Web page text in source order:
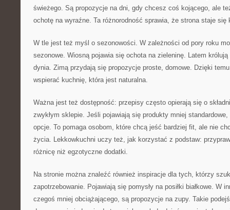
świeżego. Są propozycje na dni, gdy chcesz coś kojącego, ale
ochotę na wyraźne. Ta różnorodność sprawia, że strona staje się
W tle jest też myśl o sezonowości. W zależności od pory roku
sezonowe. Wiosną pojawia się ochota na zieleninę. Latem
dynia. Zimą przydają się propozycje proste, domowe. Dzięki
wspierać kuchnię, która jest naturalna.
Ważna jest też dostępność: przepisy często opierają się o
zwykłym sklepie. Jeśli pojawiają się produkty mniej
opcje. To pomaga osobom, które chcą jeść bardziej fit, ale nie
życia. Lekkowkuchni uczy też, jak korzystać z podstaw:
różnicę niż egzotyczne dodatki.
Na stronie można znaleźć również inspiracje dla tych, którzy
zapotrzebowanie. Pojawiają się pomysły na posiłki białkowe. W
czegoś mniej obciążającego, są propozycje na zupy. Takie